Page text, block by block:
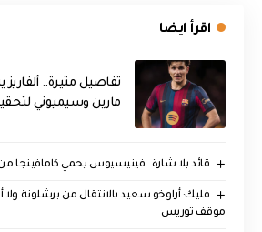
اقرأ ايضا
تفاصيل مثيرة..
مارين وسيميوني
قائد بلا شارة.. فينيسيوس يحمي كامافينجا
فليك: أراوخو سعيد بالانتقال من برشلونة
موقف توريس